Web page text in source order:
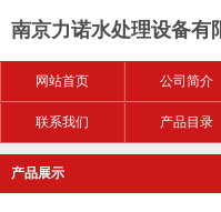
南京力诺水处理设备有
网站首页 公司简介
联系我们 产品目录
产品展示